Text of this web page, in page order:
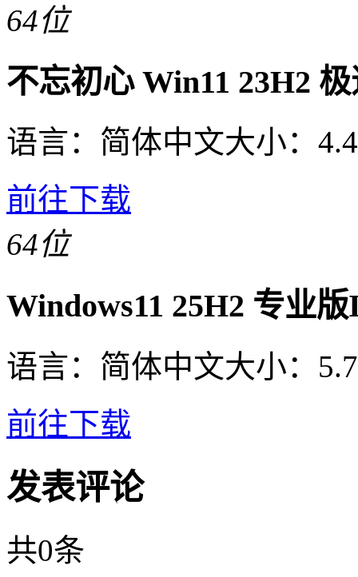
64位
不忘初心 Win11 23H2
语言： 简体中文大小：
前往下载
64位
Windows11 25H2 专业
语言： 简体中文大小：
前往下载
发表评论
共0条